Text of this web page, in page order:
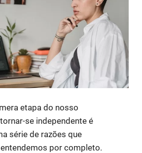
etapa do nosso
se independente é
série de razões que
por completo.